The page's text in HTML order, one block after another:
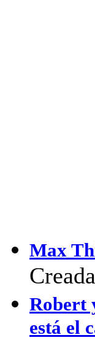
Max
Robert
está el